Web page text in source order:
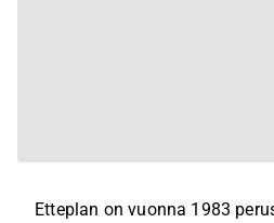
Etteplan on vuonna 1983